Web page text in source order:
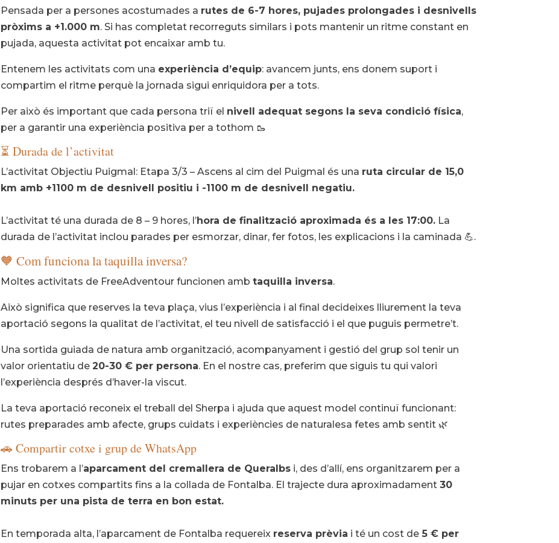
Pensada per a persones acostumades a rutes de 6-7 hores, pujades prolongades i desnivells
pròxims a +1.000 m. Si has completat recorreguts similars i pots mantenir un ritme constant en
pujada, aquesta activitat pot encaixar amb tu.
Entenem les activitats com una experiència d’equip: avancem junts, ens donem suport i
compartim el ritme perquè la jornada sigui enriquidora per a tots.
Per això és important que cada persona triï el nivell adequat segons la seva condició física,
per a garantir una experiència positiva per a tothom 🥾
⏳ Durada de l’activitat
L’activitat Objectiu Puigmal: Etapa 3/3 – Ascens al cim del Puigmal és una ruta circular de 15,0
km amb +1100 m de desnivell positiu i -1100 m de desnivell negatiu.
L’activitat té una durada de 8 – 9 hores, l’hora de finalització aproximada és a les 17:00.La
durada de l’activitat inclou parades per esmorzar, dinar, fer fotos, les explicacions i la caminada 💪.
🧡 Com funciona la taquilla inversa?
Moltes activitats de FreeAdventour funcionen amb taquilla inversa.
Això significa que reserves la teva plaça, vius l’experiència i al final decideixes lliurement la teva
aportació segons la qualitat de l’activitat, el teu nivell de satisfacció i el que puguis permetre’t.
Una sortida guiada de natura amb organització, acompanyament i gestió del grup sol tenir un
valor orientatiu de 20-30 € per persona. En el nostre cas, preferim que siguis tu qui valori
l’experiència després d’haver-la viscut.
La teva aportació reconeix el treball del Sherpa i ajuda que aquest model continuï funcionant:
rutes preparades amb afecte, grups cuidats i experiències de naturalesa fetes amb sentit 🌿
🚗 Compartir cotxe i grup de WhatsApp
Ens trobarem a l’aparcament del cremallera de Queralbsi, des d’allí, ens organitzarem per a
pujar en cotxes compartits fins a la collada de Fontalba. El trajecte dura aproximadament 30
minuts per una pista de terra en bon estat.
En temporada alta, l’aparcament de Fontalba requereix reserva prèvia i té un cost de5 € per